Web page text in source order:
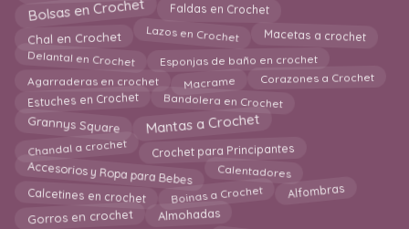
Bolsas en Crochet Faldas en Crochet
Chal en Crochet Lazos en Crochet Macetas a crochet
Delantal en Crochet Esponjas de baño en crochet
Agarraderas en crochet Macrame Corazones a Crochet
Estuches en Crochet Bandolera en Crochet
Grannys Square Mantas a Crochet
Chandal a crochet Crochet para Principantes
Accesorios y Ropa para Bebes Calentadores
Calcetines en crochet Boinas a Crochet Alfombras
Gorros en crochet Almohadas